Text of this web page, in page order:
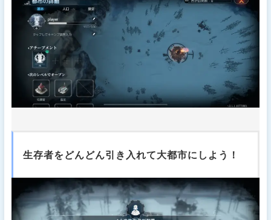
生存者をどんどん引き入れて大都市にしよう！